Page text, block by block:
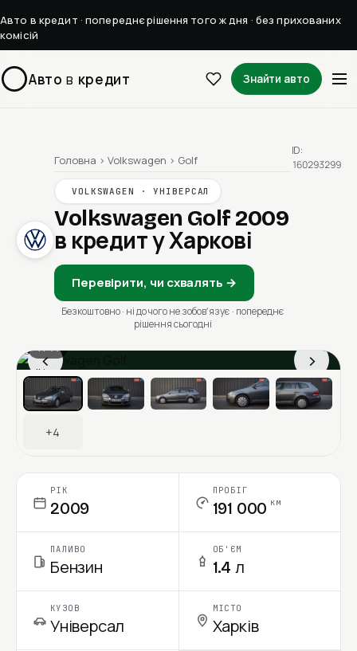
Авто в кредит · попереднє рішення того ж дня · без прихованих
комісій
Авто в кредит Знайти авто
Головна › Volkswagen › Golf
VOLKSWAGEN · УНІВЕРСАЛ
Volkswagen Golf 2009
в кредит у Харкові
Перевірити, чи схвалять →
Безкоштовно · ні до чого не зобовʼязує · попереднє
рішення сьогодні
ID:
160293299
‹ ›
1 / 11
Ціна в місяць
+4
РІК
2009
ПРОБІГ
191 000 км
ПАЛИВО
Бензин
ОБ'ЄМ
1.4 л
КУЗОВ
Універсал
МІСТО
Харків